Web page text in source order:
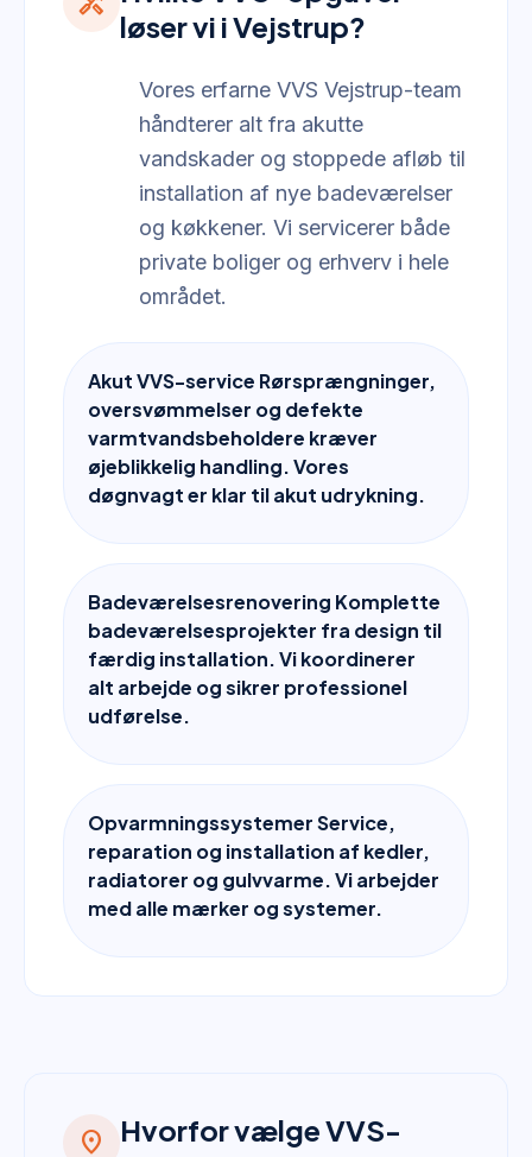
løser vi i Vejstrup?
Vores erfarne VVS Vejstrup-team
håndterer alt fra akutte
vandskader og stoppede afløb til
installation af nye badeværelser
og køkkener. Vi servicerer både
private boliger og erhverv i hele
området.
Akut VVS-service Rørsprængninger,
oversvømmelser og defekte
varmtvandsbeholdere kræver
øjeblikkelig handling. Vores
døgnvagt er klar til akut udrykning.
Badeværelsesrenovering Komplette
badeværelsesprojekter fra design til
færdig installation. Vi koordinerer
alt arbejde og sikrer professionel
udførelse.
Opvarmningssystemer Service,
reparation og installation af kedler,
radiatorer og gulvvarme. Vi arbejder
med alle mærker og systemer.
location_on
Hvorfor vælge VVS-